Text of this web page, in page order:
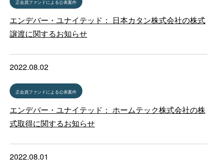
正会員ファンドによる公表案件
エンデバー・ユナイテッド： 日本カタン株式会社の株式
譲渡に関するお知らせ
2022.08.02
正会員ファンドによる公表案件
エンデバー・ユナイテッド： ホームテック株式会社の株
式取得に関するお知らせ
2022.08.01